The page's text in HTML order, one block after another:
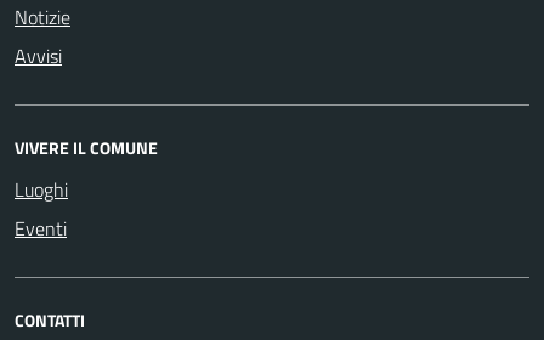
Notizie
Avvisi
VIVERE IL COMUNE
Luoghi
Eventi
CONTATTI